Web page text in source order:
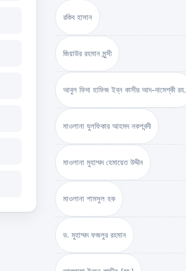
রকিব হাসান
জিয়াউর রহমান মুন্সী
আবুল ফিদা হাফিজ ইব্‌ন কাসীর আদ-দামেশ্‌কী রহ.
মাওলানা যুলফিকার আহমদ নকশবন্দী
মাওলানা মুহাম্মদ হেমায়েত উদ্দীন
মাওলানা শামসুল হক
ড. মুহাম্মদ ফজলুর রহমান